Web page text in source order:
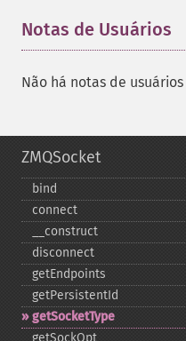
Notas de Usuários
Não há notas de
ZMQSocket
bind
connect
_​_​construct
disconnect
getEndpoints
getPersistentId
getSocketType
getSockOpt